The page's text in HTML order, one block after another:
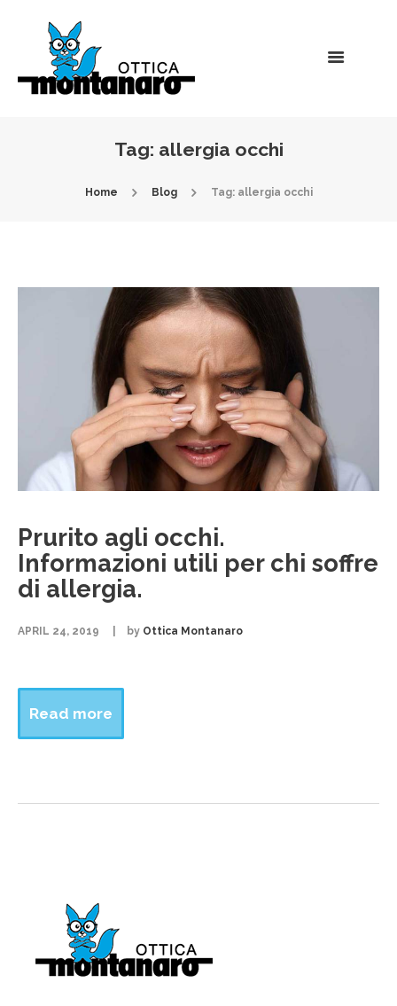
Tag: allergia occhi
Home Blog Tag: allergia occhi
Prurito agli occhi.
Informazioni utili per chi soffre
di allergia.
APRIL 24, 2019 by Ottica Montanaro
Read more